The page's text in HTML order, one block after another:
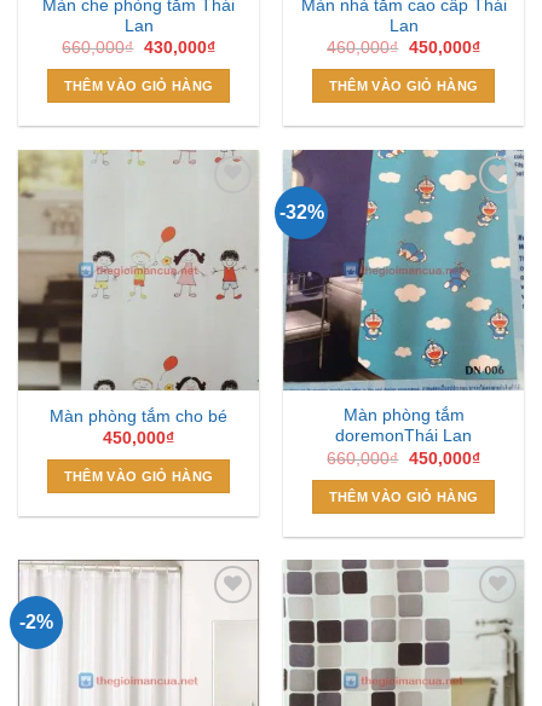
Màn che phòng tắm Thái
Lan
660,000₫ Giá
là:
660,000₫.
430,000₫Giá
THÊM VÀO GIỎ HÀNG
Màn nhà tắm cao cấp Thái
Lan
460,000₫ Giá
là:
460,000₫.
450,000₫Giá
THÊM VÀO GIỎ HÀNG
Add to
Wishlist
Màn phòng tắm cho bé
450,000₫
THÊM VÀO GIỎ HÀNG
-32%
Add to
Wishlist
Màn phòng tắm
doremonThái Lan
660,000₫ Giá
là:
660,000₫.
450,000₫Giá
THÊM VÀO GIỎ HÀNG
-2%
Wishlist
Add to
Wishlist